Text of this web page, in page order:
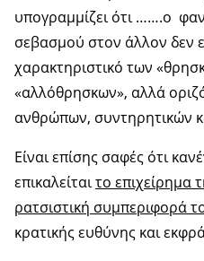
υπογραμμίζει ότι …….ο
σεβασμού στον άλλον δεν
χαρακτηριστικό των
«αλλόθρησκων», αλλά
ανθρώπων, συντηρητικών
Είναι επίσης σαφές ότι
επικαλείταιτο επιχείρημα
ρατσιστική συμπεριφορά
κρατικής ευθύνης και